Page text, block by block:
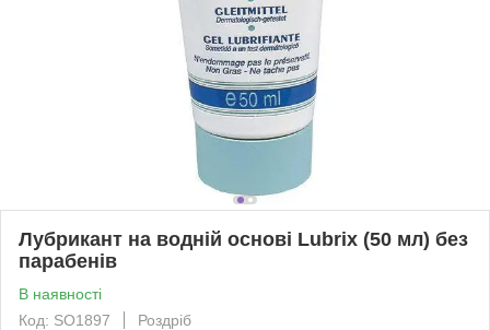
Лубрикант на водній основі Lubrix (50 мл) без
парабенів
В наявності
Код: SO1897
Роздріб